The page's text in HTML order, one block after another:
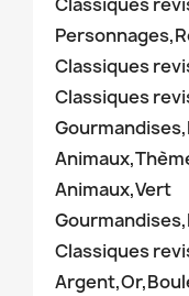
Classiques
Classiques
Animaux,Vert
Classiques